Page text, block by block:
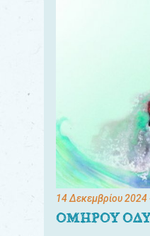
14 Δεκεμβρίου 2024
ΟΜΗΡΟΥ